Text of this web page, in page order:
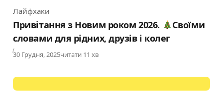
Category
Лайфхаки
Привітання з Новим роком 2026.
Своїми
словами для рідних, друзів і колег
Published
30 Грудня, 2025читати 11 хв